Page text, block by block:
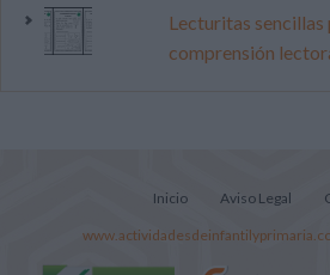
Lecturitas
comprensión
Inicio Aviso Legal